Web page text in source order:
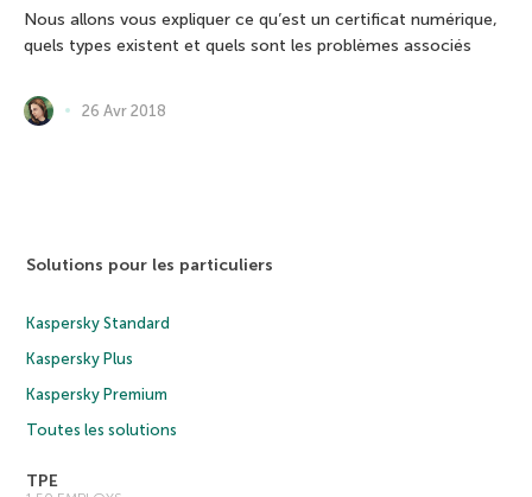
Nous allons vous expliquer ce qu’est un certificat numérique,
quels types existent et quels sont les problèmes associés
26 Avr 2018
Solutions pour les particuliers
Kaspersky Standard
Kaspersky Plus
Kaspersky Premium
Toutes les solutions
TPE